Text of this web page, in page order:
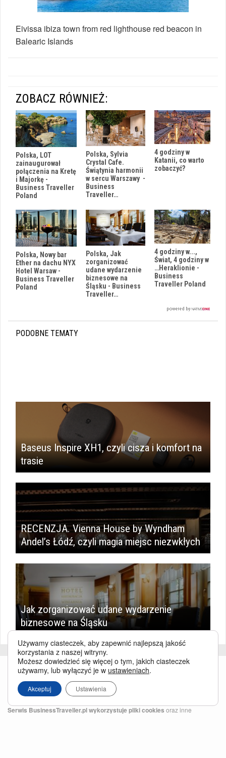
Eivissa ibiza town from red lighthouse red beacon in
Balearic Islands
ZOBACZ RÓWNIEŻ:
Polska, LOT
zainaugurował
połączenia na Kretę
i Majorkę -
Business Traveller
Poland
Polska, Sylvia
Crystal Cafe.
Świątynia harmonii
w sercu Warszawy -
Business
Traveller…
4 godziny w
Katanii, co warto
zobaczyć?
Polska, Nowy bar
Ether na dachu NYX
Hotel Warsaw -
Business Traveller
Poland
Polska, Jak
zorganizować
udane wydarzenie
biznesowe na
Śląsku - Business
Traveller…
4 godziny w...,
Świat, 4 godziny w
…Heraklionie -
Business
Traveller Poland
PODOBNE TEMATY
Baseus Inspire XH1, czyli cisza i komfort na
trasie
RECENZJA. Vienna House by Wyndham
Andel’s Łódź, czyli magia miejsc niezwkłych
Jak zorganizować udane wydarzenie
biznesowe na Śląsku
Serwis BusinessTraveller.pl wykorzystuje pliki cookies oraz inne
Używamy ciasteczek, aby zapewnić najlepszą jakość
korzystania z naszej witryny.
Możesz dowiedzieć się więcej o tym, jakich ciasteczek
używamy, lub wyłączyć je w ustawieniach.
Akceptuj Ustawienia